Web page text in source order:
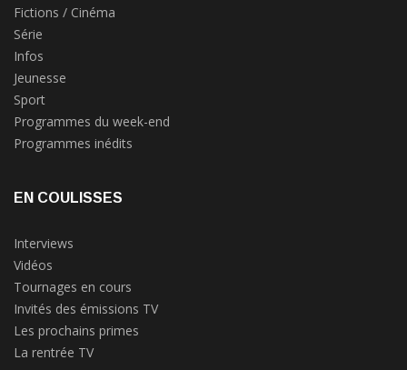
Fictions / Cinéma
Série
Infos
Jeunesse
Sport
Programmes du week-end
Programmes inédits
EN COULISSES
Interviews
Vidéos
Tournages en cours
Invités des émissions TV
Les prochains primes
La rentrée TV